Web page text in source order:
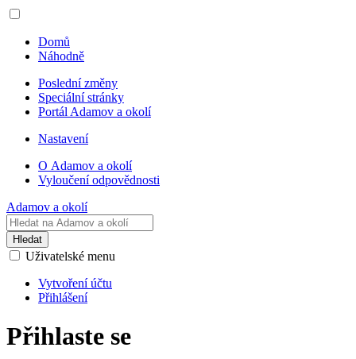
Domů
Náhodně
Poslední změny
Speciální stránky
Portál Adamov a okolí
Nastavení
O Adamov a okolí
Vyloučení odpovědnosti
Adamov a okolí
Hledat
Uživatelské menu
Vytvoření účtu
Přihlášení
Přihlaste se